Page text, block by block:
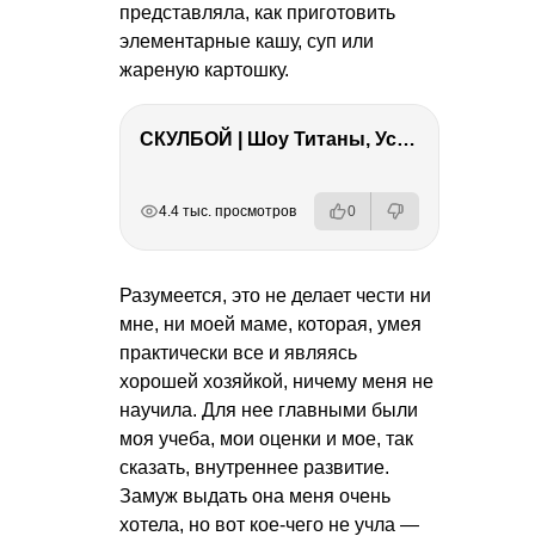
представляла, как приготовить
элементарные кашу, суп или
жареную картошку.
СКУЛБОЙ | Шоу Титаны, Усейн Болт, Ларрат, Зашквар!
4.4 тыс. просмотров 0
Разумеется, это не делает чести ни
мне, ни моей маме, которая, умея
практически все и являясь
хорошей хозяйкой, ничему меня не
научила. Для нее главными были
моя учеба, мои оценки и мое, так
сказать, внутреннее развитие.
Замуж выдать она меня очень
хотела, но вот кое-чего не учла —